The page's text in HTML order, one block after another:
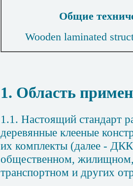
Общие
Wooden laminated
1. Область
1.1. Настоящий стандарт
деревянные клееные
их комплекты (далее -
общественном,
транспортном и других